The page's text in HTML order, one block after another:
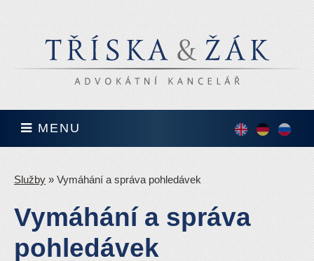
MENU EnglishDeutsch
По-
Služby » Vymáhání a správa pohledávek
Vymáhání a správa
pohledávek